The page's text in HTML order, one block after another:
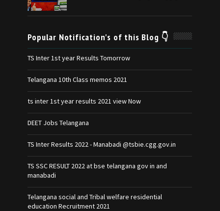
Popular Notification's of this Blog 👇
TS Inter 1st year Results Tomorrow
Telangana 10th Class memos 2021
ts inter 1st year results 2021 view Now
DEET Jobs Telangana
TS Inter Results 2022 - Manabadi @tsbie.cgg.gov.in
TS SSC RESULT 2022 at bse telangana gov in and
manabadi
Telangana social and Tribal welfare residential
education Recruitment 2021